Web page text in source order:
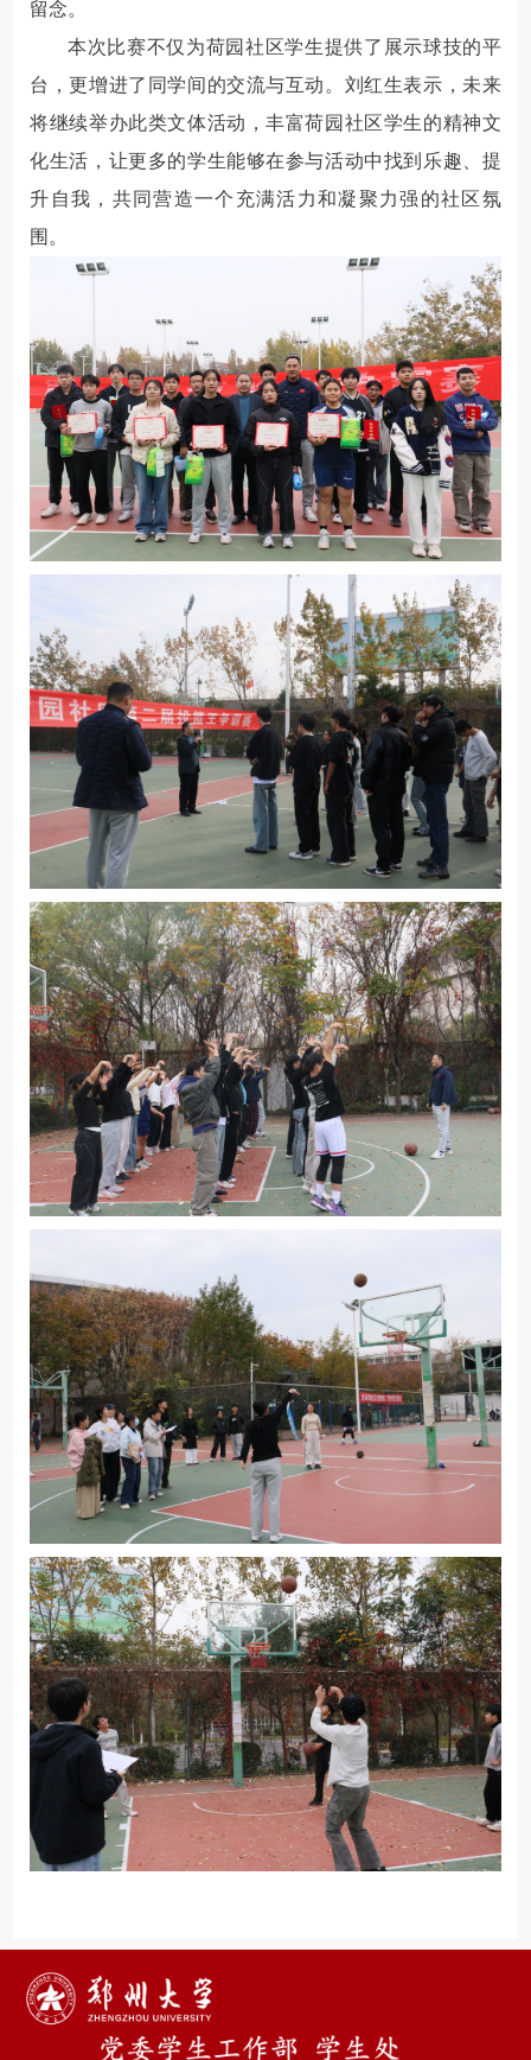
留念。
本次比赛不仅为荷园社区学生提供了展示球技的平
台，更增进了同学间的交流与互动。刘红生表示，未来
将继续举办此类文体活动，丰富荷园社区学生的精神文
化生活，让更多的学生能够在参与活动中找到乐趣、提
升自我，共同营造一个充满活力和凝聚力强的社区氛
围。